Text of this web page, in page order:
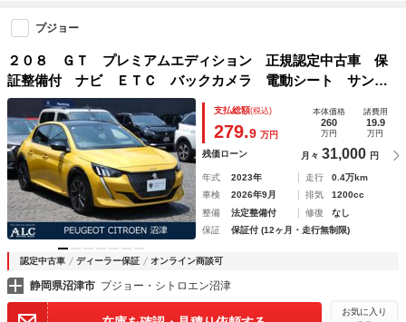
プジョー
２０８ ＧＴ プレミアムエディション 正規認定中古車 保
証整備付 ナビ ＥＴＣ バックカメラ 電動シート サンル
ーフ 衝突軽減ブレーキ アイドリングストップ 障害物ソナ
ー 車線逸脱防止 アダプティブクルコン ＬＥＤライト 純
正ホイール
支払総額(税込)
279.9 万円
本体価格
260
万円
諸費用
19.9
万円
残価ローン 月々 31,000 円
年式 2023年 走行
0.4万km
車検
2026年9月 排気
1200cc
整備
法定整備付 修復
なし
保証
保証付 (12ヶ月・走行無制限)
認定中古車 ディーラー保証 オンライン商談可
静岡県沼津市 プジョー・シトロエン沼津
お気に入り